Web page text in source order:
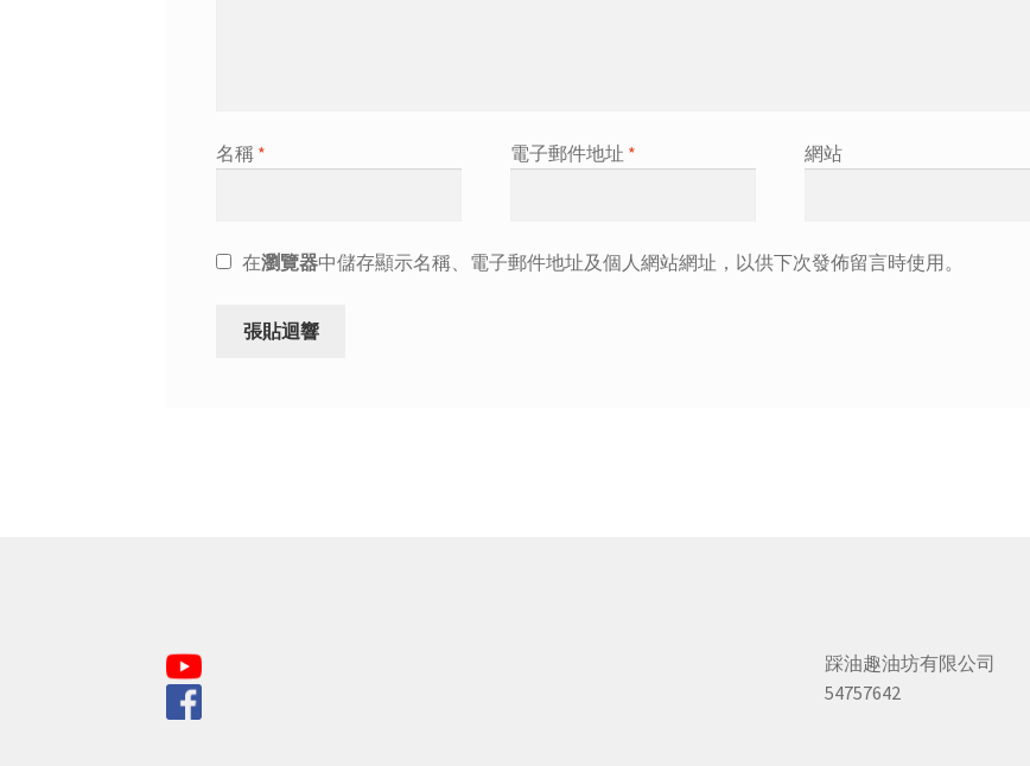
名稱 * 電子郵件地址 * 網站
在瀏覽器中儲存顯示名稱、電子郵件地址及個人網站網址，以供下次發佈留言時使用。
踩油趣油坊有限公司
54757642